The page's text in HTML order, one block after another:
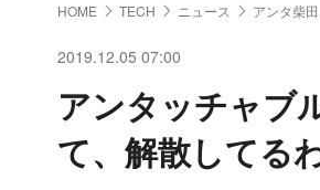
HOME TECH ニュース アンタ柴
2019.12.05 07:00
アンタッチャブ
て、解散してる